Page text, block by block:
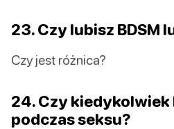
23. Czy lubisz BDSM
Czy jest różnica?
24. Czy kiedykolwiek
podczas seksu?